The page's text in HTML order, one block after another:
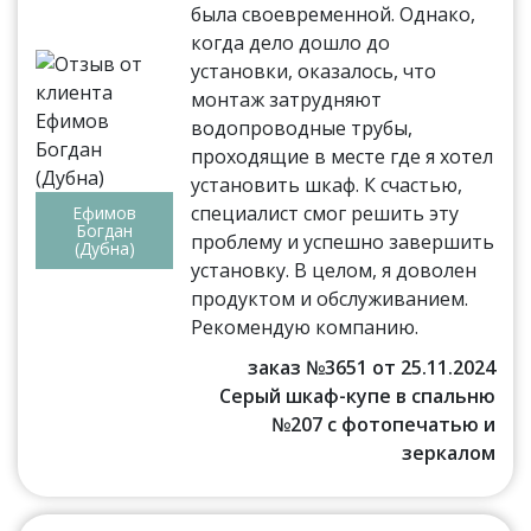
Ефимов
Богдан
(Дубна)
была своевременной. Однако,
когда дело дошло до
установки, оказалось, что
монтаж затрудняют
водопроводные трубы,
проходящие в месте где я хотел
установить шкаф. К счастью,
специалист смог решить эту
проблему и успешно завершить
установку. В целом, я доволен
продуктом и обслуживанием.
Рекомендую компанию.
заказ №3651 от 25.11.2024
Серый шкаф-купе в спальню
№207 с фотопечатью и
зеркалом